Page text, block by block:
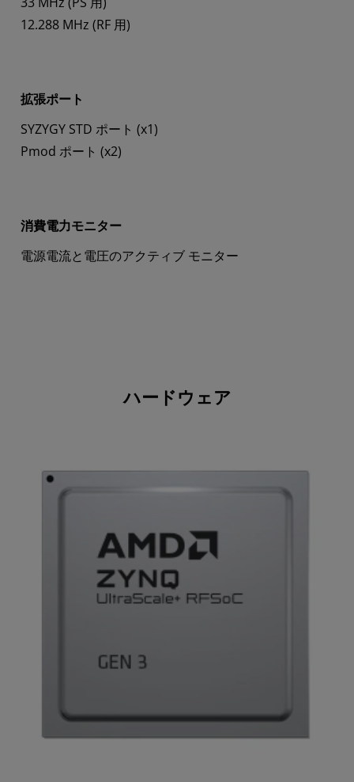
12.288 MHz (RF 用)
拡張ポート
SYZYGY STD ポート (x1)
Pmod ポート (x2)
消費電力モニター
電源電流と電圧のアクティブ モニター
ハードウェア